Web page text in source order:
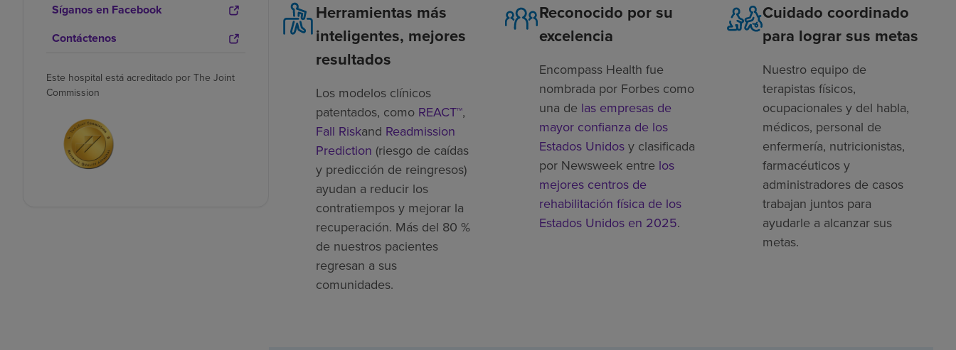
Síganos en Facebook
Contáctenos
Este hospital está acreditado por The Joint
Commission
Herramientas más
inteligentes, mejores
resultados
Los modelos clínicos
patentados, como REACT™,
Fall Riskand Readmission
Prediction (riesgo de caídas
y predicción de reingresos)
ayudan a reducir los
contratiempos y mejorar la
recuperación. Más del 80 %
de nuestros pacientes
regresan a sus
comunidades.
Reconocido por su
excelencia
Encompass Health fue
nombrada por Forbes como
una de las empresas de
mayor confianza de los
Estados Unidosy clasificada
por Newsweek entre los
mejores centros de
rehabilitación física de los
Estados Unidos en 2025.
Cuidado coordinado
para lograr sus metas
Nuestro equipo de
terapistas físicos,
ocupacionales y del habla,
médicos, personal de
enfermería, nutricionistas,
farmacéuticos y
administradores de casos
trabajan juntos para
ayudarle a alcanzar sus
metas.